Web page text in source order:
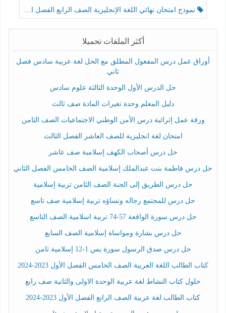
نموذج امتحان نهائي اللغة الإنجليزية الصف الرابع الفصل الثالث
أكثر الملفات تحميلا
أوراق عمل درس المفعول المطلق مع الحل لغة عربية سادس فصل
ثاني
حل الدرس الأول الوحدة الثالثة علوم سادس
دليل المعلم وحدة تغيرات المادة صف ثالث
ورقة عمل إثرائية درس الأمن الوطني الاجتماعيات الصف الثامن
امتحان لغة انجليزية للصف العاشر الفصل الثالث
حل درس أصحاب الكهف إسلامية صف عاشر
حل درس فاطمة بنت عبدالملك إسلامية الصف الخامس الفصل الثاني
حل درس الطريق إلى الجنة الصف الثامن تربية إسلامية
حل درس للمجتمع رجاله ونساؤه تربية إسلامية صف تاسع
حل درس سورة الواقعة 57-74 تربية اسلامية الصف التاسع
حل درس بشارة ومواساة إسلامية الصف السابع
حل درس صدق الرسول سورة يس 1-12 إسلامية ثامن
كتاب الطالب اللغة العربية الصف الخامس الفصل الأول 2023-2024
حلول كتاب النشاط لغة عربية الوحدة الاولى والثانية صف رابع
كتاب الطالب لغة عربية الصف الرابع الفصل الأول 2023-2024